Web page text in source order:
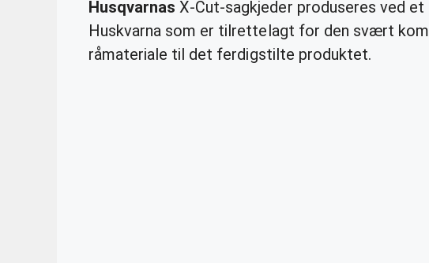
Husqvarnas X-Cut-sagkjeder produseres ved
Huskvarna som er tilrettelagt for den svært
råmateriale til det ferdigstilte produktet.